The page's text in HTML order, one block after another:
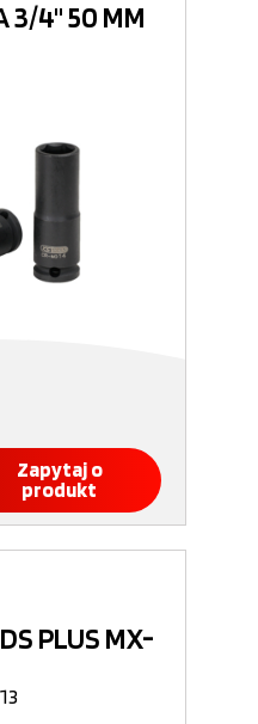
3/4" 50 MM
Zapytaj o
produkt
PLUS MX-